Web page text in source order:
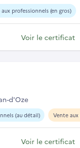
professionnels (en gros)
Voir le certificat
d'Oze
(au détail) Vente
Voir le certificat